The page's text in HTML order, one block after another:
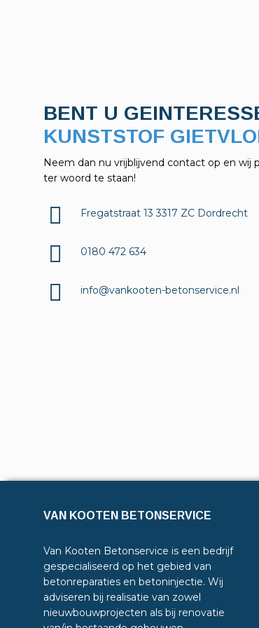
BENT U
KUNSTSTOF
Neem dan nu vrijblijvend contact op en wij
ter woord te staan!
Fregatstraat 13 3317 ZC Dordrecht
0180 472 634
info@vankooten-betonservice.nl
VAN KOOTEN BETONSERVICE
Van Kooten Betonservice is een bedrijf
gespecialiseerd op het gebied van
betonreparaties en betoninjectie. Wij
adviseren bij realisatie van zowel
nieuwbouwprojecten als bij renovatie